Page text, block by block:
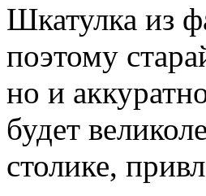
Шкатулка из
поэтому
но и
будет
столике,